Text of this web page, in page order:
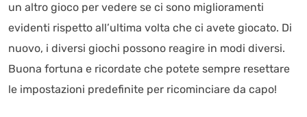
un altro gioco per vedere se ci sono miglioramenti
evidenti rispetto all’ultima volta che ci avete giocato. Di
nuovo, i diversi giochi possono reagire in modi diversi.
Buona fortuna e ricordate che potete sempre resettare
le impostazioni predefinite per ricominciare da capo!